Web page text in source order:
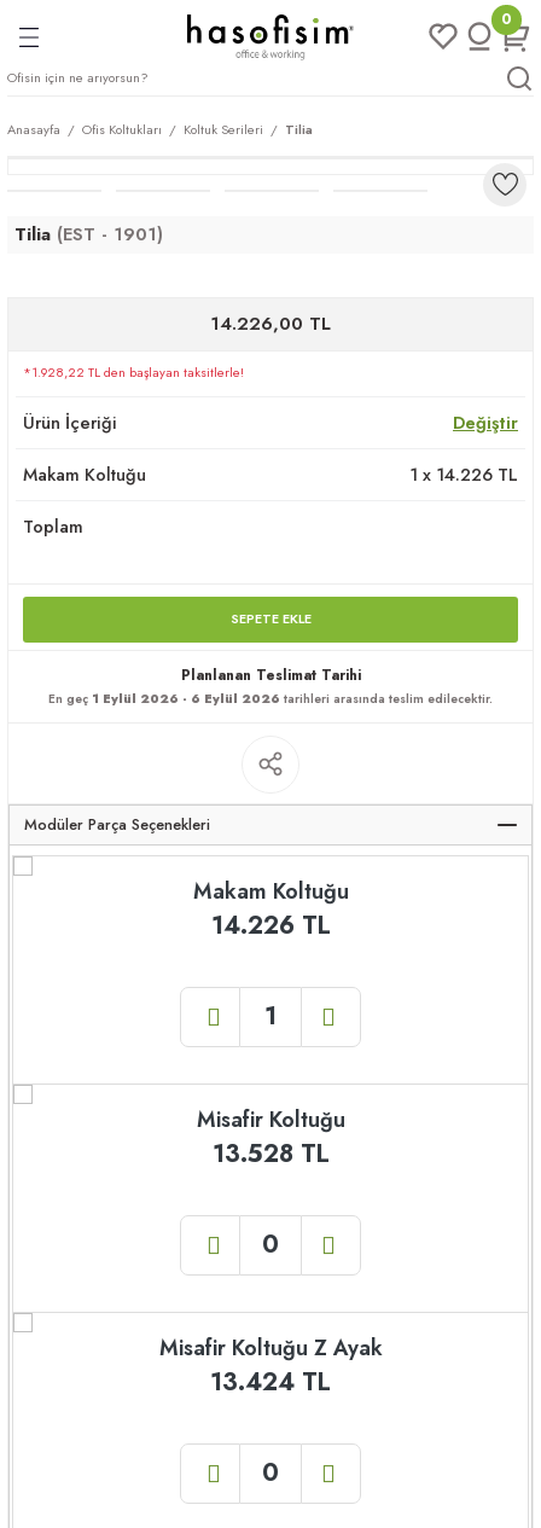
Geri Dön
Geri Dön
Geri Dön
Geri Dön 0
Anasayfa Ofis Koltukları Koltuk Serileri Tilia
Tilia (EST - 1901)
14.226,00 TL
*1.928,22 TL den başlayan taksitlerle!
Ürün İçeriği Değiştir
Makam Koltuğu 1 x 14.226TL
Toplam
SEPETE EKLE
Planlanan Teslimat Tarihi
En geç 1 Eylül 2026 - 6 Eylül 2026 tarihleri arasında teslim edilecektir.
Modüler Parça Seçenekleri
Makam Koltuğu
14.226 TL
Misafir Koltuğu
13.528 TL
Misafir Koltuğu Z Ayak
13.424 TL